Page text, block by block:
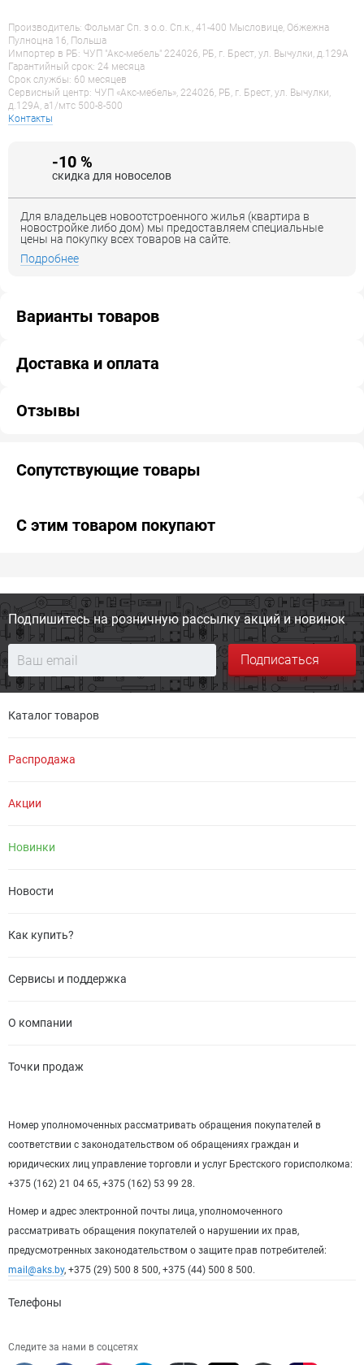
Производитель: Фольмаг Сп. з о.о. Сп.к., 41-400 Мысловице, Обжежна
Пулноцна 16, Польша
Импортер в РБ: ЧУП "Акс-мебель" 224026, РБ, г. Брест, ул. Вычулки, д.129А
Гарантийный срок: 24 месяца
Срок службы: 60 месяцев
Сервисный центр: ЧУП «Акс-мебель», 224026, РБ, г. Брест, ул. Вычулки,
д.129А, a1/мтс 500-8-500
Контакты
-10 %
скидка для новоселов
Для владельцев новоотстроенного жилья (квартира в
новостройке либо дом) мы предоставляем специальные
цены на покупку всех товаров на сайте.
Подробнее
Варианты товаров
Доставка и оплата
Отзывы
Сопутствующие товары
С этим товаром покупают
Подпишитесь на розничную рассылку акций и новинок
Подписаться
Каталог товаров
Распродажа
Акции
Новинки
Новости
Как купить?
Сервисы и поддержка
О компании
Точки продаж
Номер уполномоченных рассматривать обращения покупателей в
соответствии с законодательством об обращениях граждан и
юридических лиц управление торговли и услуг Брестского горисполкома:
+375 (162) 21 04 65, +375 (162) 53 99 28.
Номер и адрес электронной почты лица, уполномоченного
рассматривать обращения покупателей о нарушении их прав,
предусмотренных законодательством о защите прав потребителей:
mail@aks.by, +375 (29) 500 8 500, +375 (44) 500 8 500.
Телефоны
Следите за нами в соцсетях